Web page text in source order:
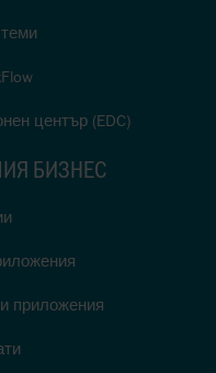
център (EDC)
БИЗНЕС
приложения